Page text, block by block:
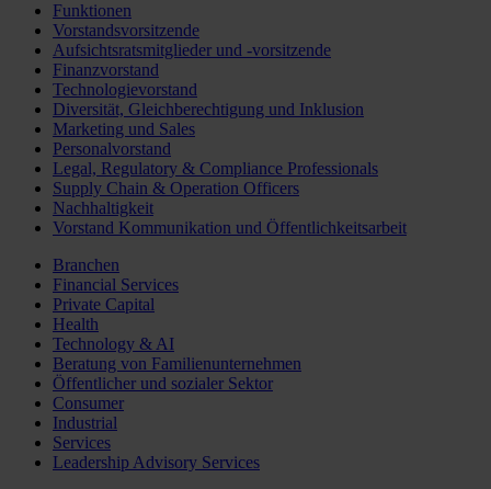
Funktionen
Vorstandsvorsitzende
Aufsichtsratsmitglieder und -vorsitzende
Finanzvorstand
Technologievorstand
Diversität, Gleichberechtigung und Inklusion
Marketing und Sales
Personalvorstand
Legal, Regulatory & Compliance Professionals
Supply Chain & Operation Officers
Nachhaltigkeit
Vorstand Kommunikation und Öffentlichkeitsarbeit
Branchen
Financial Services
Private Capital
Health
Technology & AI
Beratung von Familienunternehmen
Öffentlicher und sozialer Sektor
Consumer
Industrial
Services
Leadership Advisory Services